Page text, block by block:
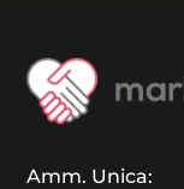
Amm. Unica: